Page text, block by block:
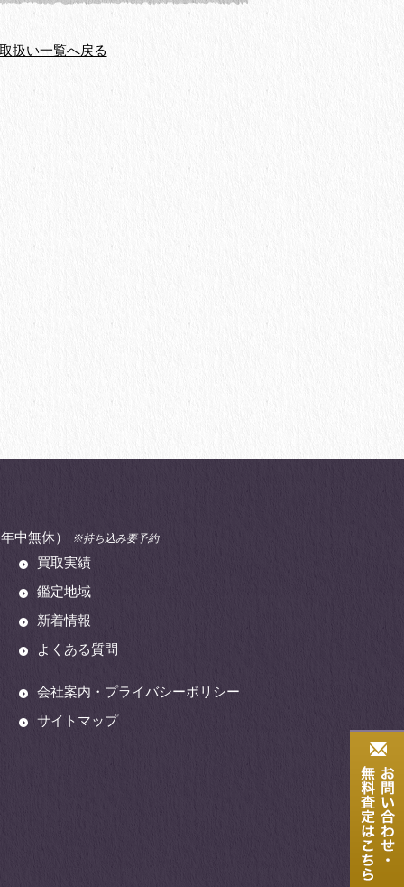
扱い一覧へ戻る
中無休） ※持ち込み要予約
買取実績
鑑定地域
新着情報
よくある質問
会社案内・プライバシーポリシー
サイトマップ